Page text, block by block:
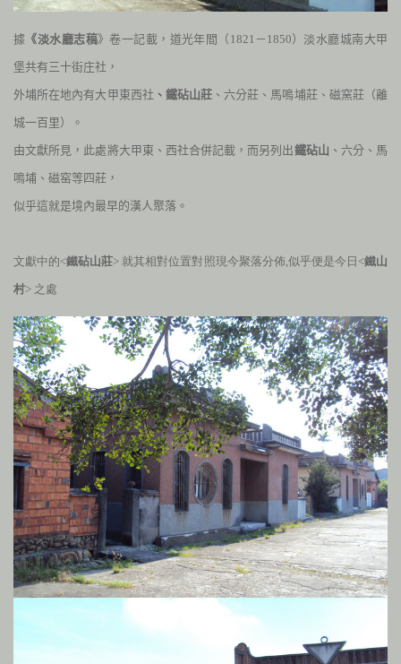
據 《淡水廳志稿》卷一記載，道光年間（ 1821 － 1850）淡水廳城南大甲
堡共有三十街庄社，
外埔所在地內有大甲東西社 、鐵砧山莊 、六分莊、馬鳴埔莊、磁窯莊（離
城一百里）。
由文獻所見，此處將大甲東、西社合併記載，而另列出鐵砧山 、六分、馬
鳴埔、磁窑等四莊，
似乎這就是境內最早的漢人聚落。
文獻中的<鐵砧山莊> 就其相對位置對照現今聚落分佈,似乎便是今日<鐵山
村> 之處